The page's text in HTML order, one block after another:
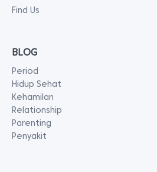
Find Us
BLOG
Period
Hidup Sehat
Kehamilan
Relationship
Parenting
Penyakit